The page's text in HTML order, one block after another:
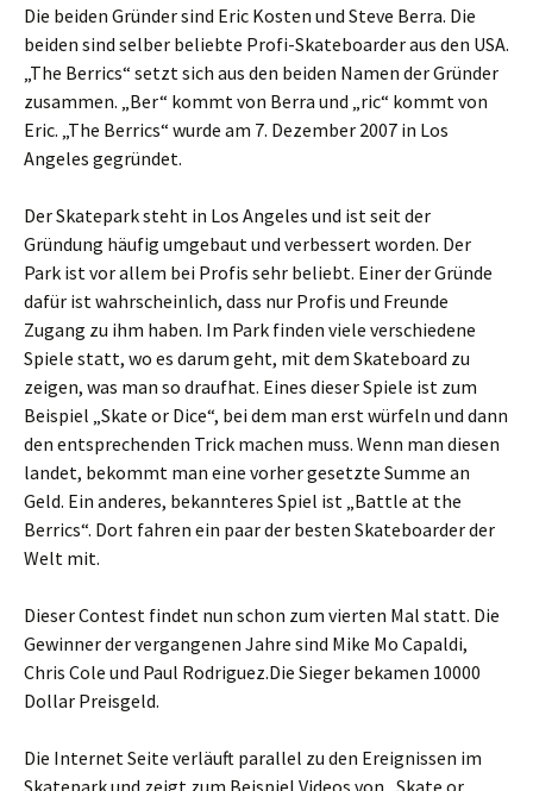
Die beiden Gründer sind Eric Kosten und Steve Berra. Die
beiden sind selber beliebte Profi-Skateboarder aus den USA.
„The Berrics“ setzt sich aus den beiden Namen der Gründer
zusammen. „Ber“ kommt von Berra und „ric“ kommt von
Eric. „The Berrics“ wurde am 7. Dezember 2007 in Los
Angeles gegründet.
Der Skatepark steht in Los Angeles und ist seit der
Gründung häufig umgebaut und verbessert worden. Der
Park ist vor allem bei Profis sehr beliebt. Einer der Gründe
dafür ist wahrscheinlich, dass nur Profis und Freunde
Zugang zu ihm haben. Im Park finden viele verschiedene
Spiele statt, wo es darum geht, mit dem Skateboard zu
zeigen, was man so draufhat. Eines dieser Spiele ist zum
Beispiel „Skate or Dice“, bei dem man erst würfeln und dann
den entsprechenden Trick machen muss. Wenn man diesen
landet, bekommt man eine vorher gesetzte Summe an
Geld. Ein anderes, bekannteres Spiel ist „Battle at the
Berrics“. Dort fahren ein paar der besten Skateboarder der
Welt mit.
Dieser Contest findet nun schon zum vierten Mal statt. Die
Gewinner der vergangenen Jahre sind Mike Mo Capaldi,
Chris Cole und Paul Rodriguez.Die Sieger bekamen 10000
Dollar Preisgeld.
Die Internet Seite verläuft parallel zu den Ereignissen im
Skatepark und zeigt zum Beispiel Videos von „Skate or